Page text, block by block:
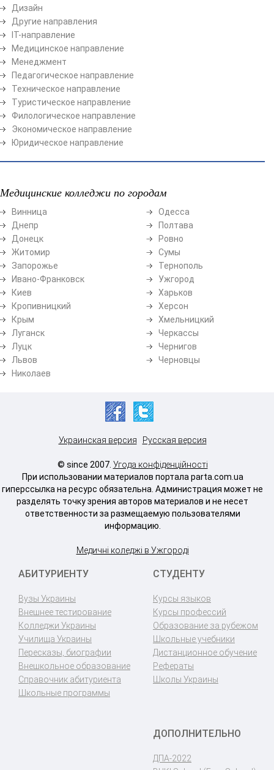
Дизайн
Другие направления
ІТ-направление
Медицинское направление
Менеджмент
Педагогическое направление
Техническое направление
Туристическое направление
Филологическое направление
Экономическое направление
Юридическое направление
Медицинские колледжи по городам
Винница
Днепр
Донецк
Житомир
Запорожье
Ивано-Франковск
Киев
Кропивницкий
Крым
Луганск
Луцк
Львов
Николаев
Одесса
Полтава
Ровно
Сумы
Тернополь
Ужгород
Харьков
Херсон
Хмельницкий
Черкассы
Чернигов
Черновцы
Украинская версия Русская версия
© since 2007. Угода конфіденційності
При использовании материалов портала parta.com.ua
гиперссылка на ресурс обязательна. Администрация может не
разделять точку зрения авторов материалов и не несет
ответственности за размещаемую пользователями
информацию.
Медичні коледжі в Ужгороді
АБИТУРИЕНТУ
Вузы Украины
Внешнее тестирование
Колледжи Украины
Училища Украины
Пересказы, биографии
Внешкольное образование
Справочник абитуриента
Школьные программы
СТУДЕНТУ
Курсы языков
Курсы профессий
Образование за рубежом
Школьные учебники
Дистанционное обучение
Рефераты
Школы Украины
ДОПОЛНИТЕЛЬНО
ДПА-2022